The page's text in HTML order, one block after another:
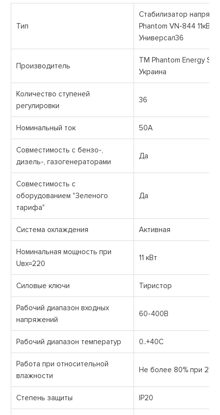
Тип
Стабилизатор
Phantom VN-844 11кВт
Универсал36
Производитель
ТМ Phantom Energy
Украина
Количество ступеней
регулировки
36
Номинальный ток 50А
Совместимость с бензо-,
дизель-, газогенераторами
Да
Совместимость с
оборудованием "Зеленого
тарифа"
Да
Система охлаждения Активная
Номинальная мощность при
Uвх=220
11 кВт
Силовые ключи Тиристор
Рабочий диапазон входных
напряжений
60-400В
Рабочий диапазон температур 0..+40С
Работа при относительной
влажности
Не более 80% при 25С
Степень защиты IP20